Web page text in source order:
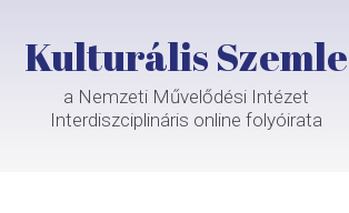
Kulturális Szemle
a Nemzeti Művelődési Intézet
Interdiszciplináris online folyóirata